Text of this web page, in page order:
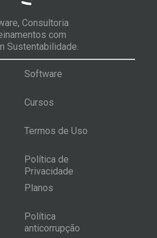
Consultoria
com
Sustentabilidade.
Software
Cursos
Termos de Uso
Política de
Privacidade
Planos
Política
anticorrupção